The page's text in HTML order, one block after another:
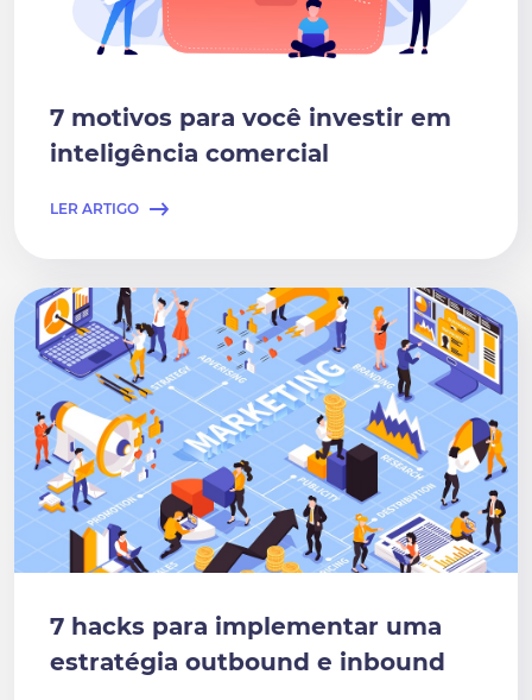
7 motivos para você investir em
inteligência comercial
LER ARTIGO
7 hacks para implementar uma
estratégia outbound e inbound